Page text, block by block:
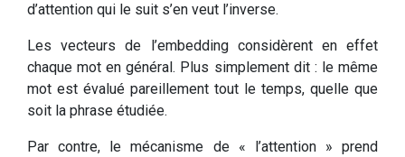
d’attention qui le suit s’en veut l’inverse.
Les vecteurs de l’embedding considèrent en effet
chaque mot en général. Plus simplement dit : le même
mot est évalué pareillement tout le temps, quelle que
soit la phrase étudiée.
Par contre, le mécanisme de « l’attention » prend